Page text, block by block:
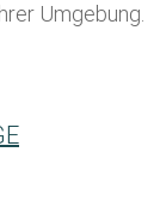
Umgebung.